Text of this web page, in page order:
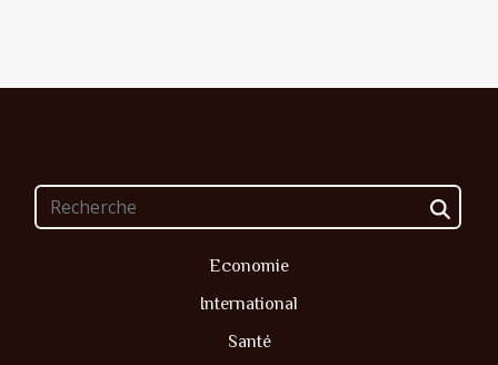
Economie
International
Santé